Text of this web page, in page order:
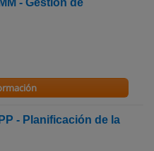
- Gestión de
- Planificación de la